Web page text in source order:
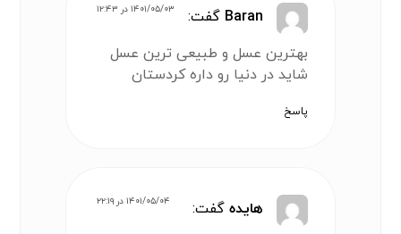
Baran گفت: ۱۴۰۱/۰۵/۰۳ در ۱۲:۴۳
بهترین عسل و طبیعی ترین عسل
شاید در دنیا رو داره کردستان
پاسخ
هایده گفت: ۱۴۰۱/۰۵/۰۴ در ۲۲:۱۹